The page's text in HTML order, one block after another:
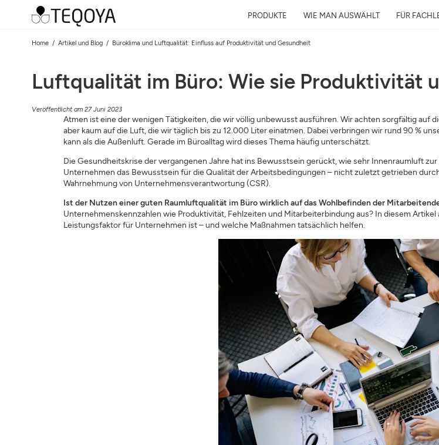
PRODUKTE WIE MAN AUSWÄHLT FÜR
Home Artikel und Blog Büroklima und Luftqualität: Einfluss auf Produktivität und Gesundheit
Luftqualität im Büro: Wie sie Produktivität
Veröffentlicht am 27 Juni 2023
Atmen ist eine der wenigen Tätigkeiten, die wir völlig unbewusst ausführen. Wir achten sorgfältig auf
aber kaum auf die Luft, die wir täglich bis zu 12.000 Liter einatmen. Dabei verbringen wir rund 90 %
kann als die Außenluft. Gerade im Büroalltag wird dieses Thema häufig unterschätzt.
Die Gesundheitskrise der vergangenen Jahre hat ins Bewusstsein gerückt, wie sehr Innenraumluft
Unternehmen das Bewusstsein für die Qualität der Arbeitsbedingungen – nicht zuletzt getrieben
Wahrnehmung von Unternehmensverantwortung (CSR).
Ist der Nutzen einer guten Raumluftqualität im Büro wirklich auf das Wohlbefinden der
Unternehmenskennzahlen wie Produktivität, Fehlzeiten und Mitarbeiterbindung aus? In diesem Artikel
Leistungsfaktor für Unternehmen ist – und welche Maßnahmen tatsächlich helfen.
in 24h
E-Mail
Adresse